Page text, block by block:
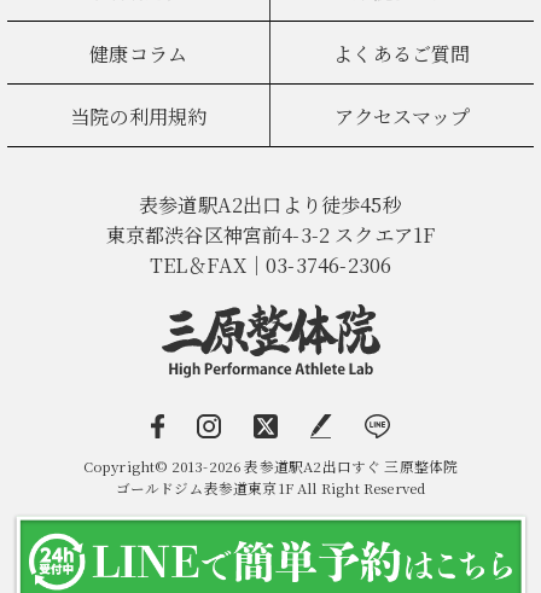
健康コラム よくあるご質問
当院の利用規約 アクセスマップ
表参道駅A2出口より徒歩45秒
東京都渋谷区神宮前4-3-2 スクエア1F
TEL＆FAX｜03-3746-2306
Copyright© 2013-2026 表参道駅A2出口すぐ 三原整体院
ゴールドジム表参道東京1F All Right Reserved